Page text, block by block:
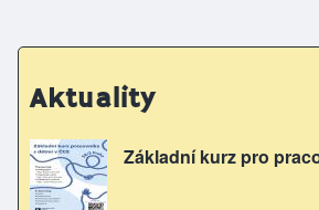
Aktuality
Základní kurz pro